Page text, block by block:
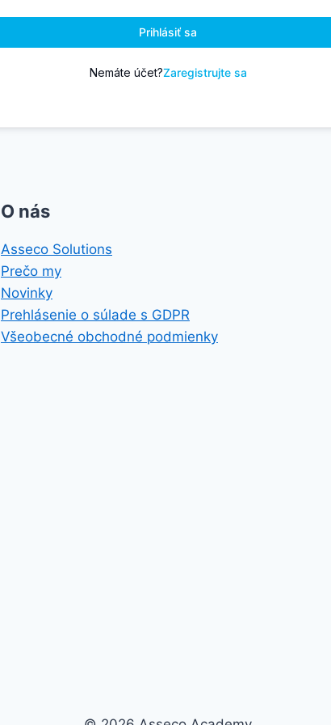
Prihlásiť sa
Nemáte účet?Zaregistrujte sa
O nás
Asseco Solutions
Prečo my
Novinky
Prehlásenie o súlade s GDPR
Všeobecné obchodné podmienky